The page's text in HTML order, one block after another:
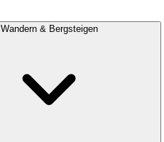
Wandern & Bergsteigen